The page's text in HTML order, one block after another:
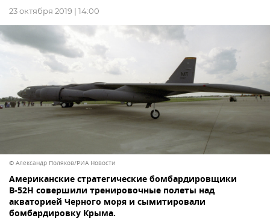
23 октября 2019 | 14:00
© Александр Поляков/РИА Новости
Американские стратегические бомбардировщики
В-52Н совершили тренировочные полеты над
акваторией Черного моря и сымитировали